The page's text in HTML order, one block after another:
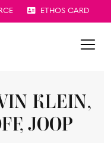
ETHOS CARD
KLEIN,
JOOP